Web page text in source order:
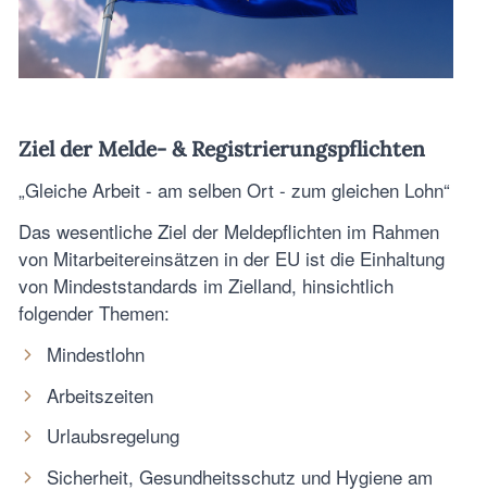
Ziel der Melde- & Registrierungspflichten
„Gleiche Arbeit - am selben Ort - zum gleichen Lohn“
Das wesentliche Ziel der Meldepflichten im Rahmen
von Mitarbeitereinsätzen in der EU ist die Einhaltung
von Mindeststandards im Zielland, hinsichtlich
folgender Themen:
Mindestlohn
Arbeitszeiten
Urlaubsregelung
Sicherheit, Gesundheitsschutz und Hygiene am